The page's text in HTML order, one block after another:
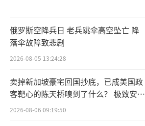
俄罗斯空降兵日 老兵跳伞高空坠亡 降
落伞故障致悲剧
2026-08-05 13:24:28
卖掉新加坡豪宅回国抄底，已成美国政
客靶心的陈天桥嗅到了什么？ 极致安全
的追寻
2026-08-06 09:19:50